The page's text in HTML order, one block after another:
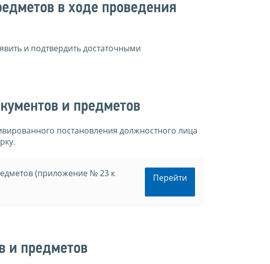
в ходе проведения
и подтвердить достаточными
и предметов
постановления должностного лица
(приложение № 23 к
Перейти
и предметов